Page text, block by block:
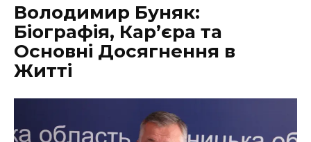
Володимир Буняк:
Біографія, Кар’єра та
Основні Досягнення в
Житті